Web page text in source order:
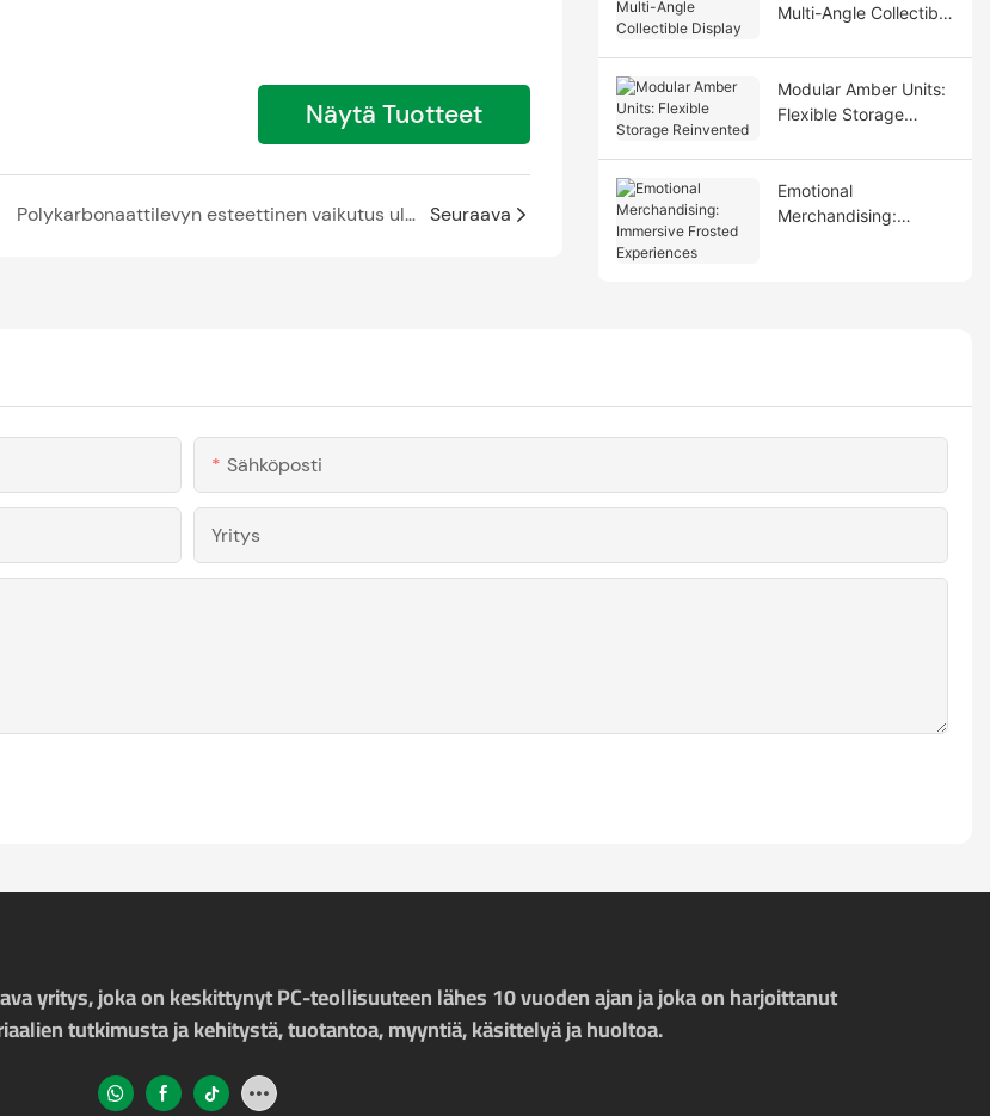
Näytä Tuotteet
Polykarbonaattilevyn esteettinen vaikutus ulkopintoihin Seuraava
Multi-Angle Collectible
Modular Amber Units:
Flexible Storage
Emotional
Merchandising:
Sähköposti
Yritys
yritys, joka on keskittynyt PC-teollisuuteen lähes 10 vuoden ajan ja joka on harjoittanut
tutkimusta ja kehitystä, tuotantoa, myyntiä, käsittelyä ja huoltoa.